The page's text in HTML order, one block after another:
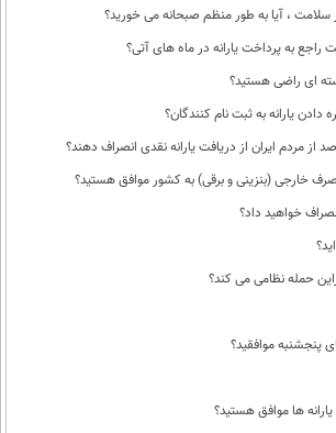
، آیا به طور منظم صبحانه می خورید؟
راجع به پرداخت یارانه در ماه های آتی؟
ای راضی هستید؟
دادن یارانه به ثبت نام کنندگان؟
مردم ایران از دریافت یارانه نقدی انصراف دهند؟
خارجی (بنزینی و برقی) به کشور موافق هستید؟
خواهید داد؟
حمله نظامی می کند؟
پنجشنبه موافقید؟
ها موافق هستید؟